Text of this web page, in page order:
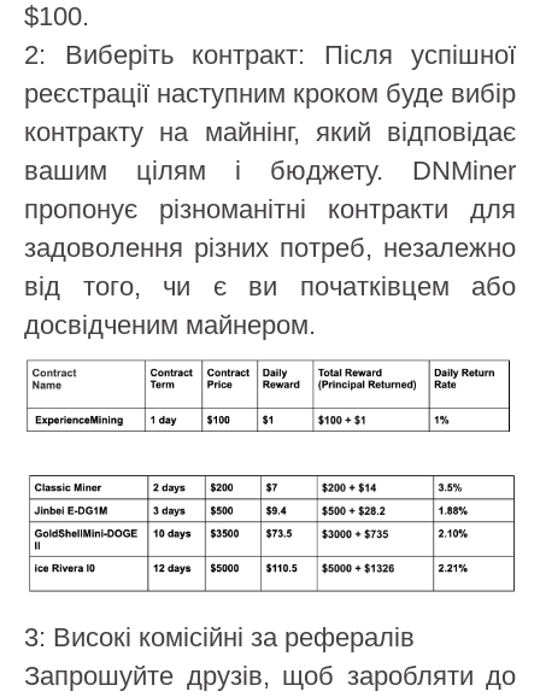
$100.
2: Виберіть контракт: Після успішної
реєстрації наступним кроком буде вибір
контракту на майнінг, який відповідає
вашим цілям і бюджету. DNMiner
пропонує різноманітні контракти для
задоволення різних потреб, незалежно
від того, чи є ви початківцем або
досвідченим майнером.
3: Високі комісійні за рефералів
Запрошуйте друзів, щоб заробляти до